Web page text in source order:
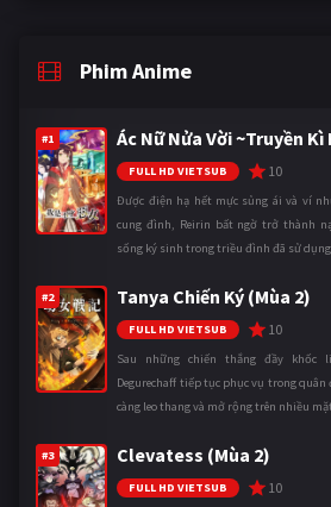
Phim Anime
#1 Ác Nữ Nửa Vời ~Truyền
FULL HD VIETSUB 10
Được điện hạ hết mực sủng ái và ví
cung đình, Reirin bất ngờ trở thành
sống ký sinh trong triều đình đã sử
#2 Tanya Chiến Ký (Mùa 2)
FULL HD VIETSUB 10
Sau những chiến thắng đầy khốc
Degurechaff tiếp tục phục vụ trong
càng leo thang và mở rộng trên nhiều
#3 Clevatess (Mùa 2)
FULL HD VIETSUB 10